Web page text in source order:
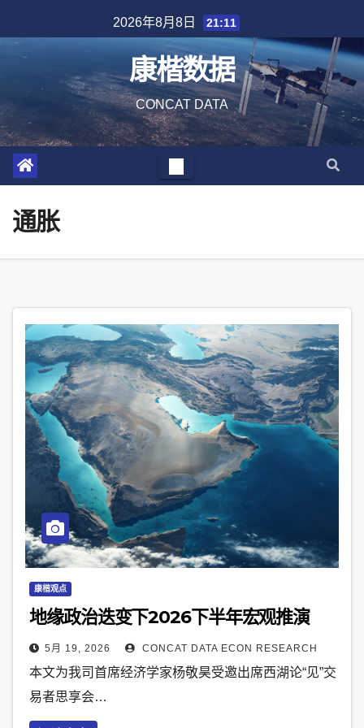
to
content
2026年8月8日 21:11
康楷数据
CONCAT DATA
通胀
康楷观点
地缘政治迭变下2026下半年宏观推演
5月 19, 2026 CONCAT DATA ECON RESEARCH
本文为我司首席经济学家杨敬昊受邀出席西湖论“见”交
易者思享会…